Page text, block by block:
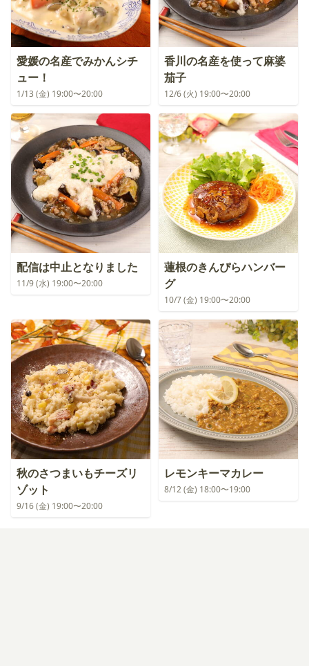
愛媛の名産でみかんシチ
ュー！
1/13 (金) 19:00〜20:00
香川の名産を使って麻婆
茄子
12/6 (火) 19:00〜20:00
配信は中止となりました
11/9 (水) 19:00〜20:00
蓮根のきんぴらハンバー
グ
10/7 (金) 19:00〜20:00
秋のさつまいもチーズリ
ゾット
9/16 (金) 19:00〜20:00
レモンキーマカレー
8/12 (金) 18:00〜19:00